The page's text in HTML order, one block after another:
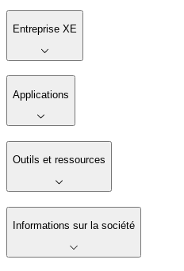
Entreprise XE
Applications
Outils et ressources
Informations sur la société